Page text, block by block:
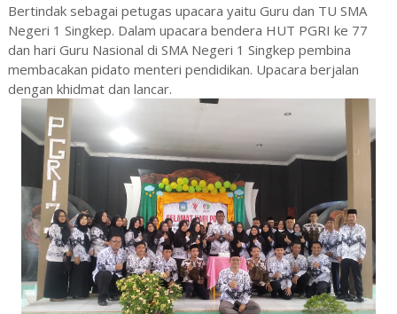
Bertindak sebagai petugas upacara yaitu Guru dan TU SMA
Negeri 1 Singkep. Dalam upacara bendera HUT PGRI ke 77
dan hari Guru Nasional di SMA Negeri 1 Singkep pembina
membacakan pidato menteri pendidikan. Upacara berjalan
dengan khidmat dan lancar.